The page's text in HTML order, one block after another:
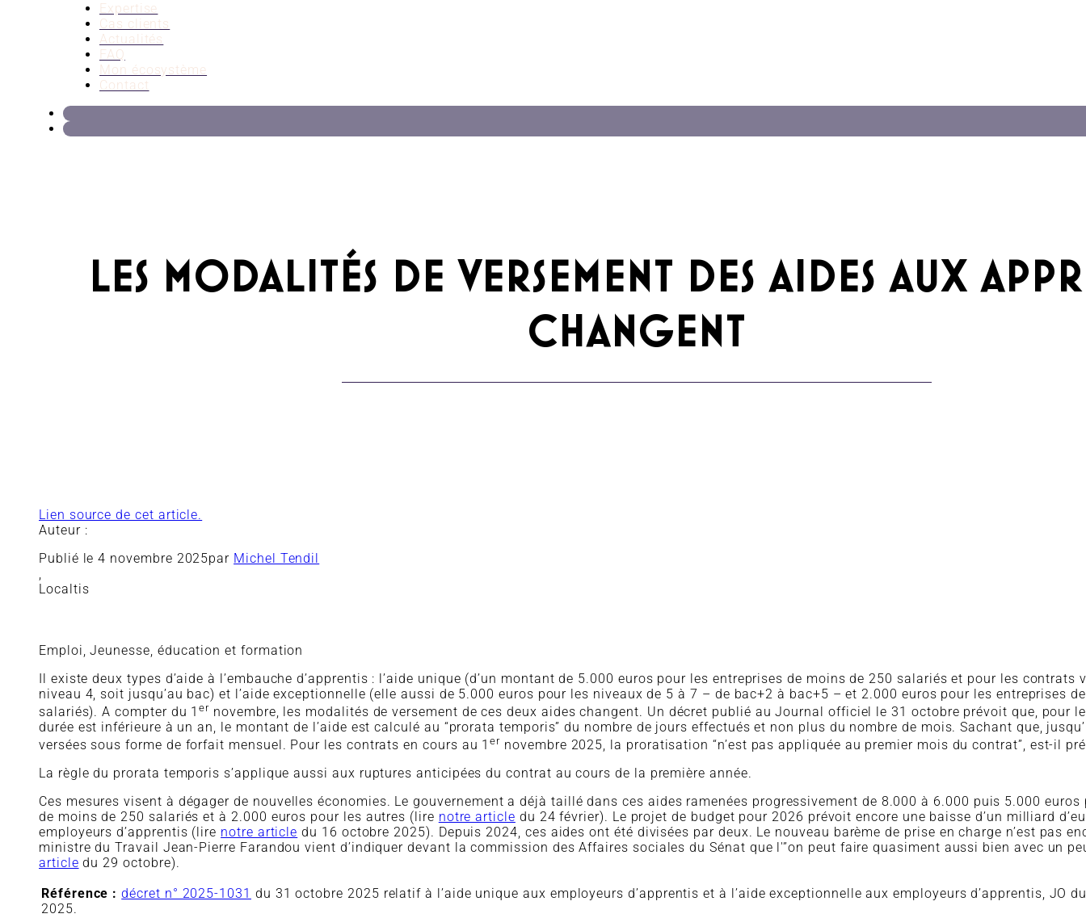
Expertise
Cas clients
Actualités
FAQ
Mon écosystème
Contact
LES MODALITÉS DE VERSEMENT DES AIDES AUX
CHANGENT
Lien source de cet article.
Auteur :
Publié le4 novembre 2025par Michel Tendil
Localtis
Emploi, Jeunesse, éducation et formation
Il existe deux types d’aide à l’embauche d’apprentis : l’aide unique (d’un montant de 5.000 euros pour les entreprises de moins de 250 salariés et pour les contrats
niveau 4, soit jusqu’au bac) et l’aide exceptionnelle (elle aussi de 5.000 euros pour les niveaux de 5 à 7 – de bac+2 à bac+5 –et 2.000 euros pour les entreprises
salariés). A compter du 1er novembre, les modalités de versement de ces deux aides changent. Un décret publié au Journal officiel le 31 octobre prévoit que, pour
durée est inférieure à un an, le montant de l’aide est calculé au “prorata temporis” du nombre de jours effectués et non plus du nombre de mois. Sachant que,
versées sous forme de forfait mensuel. Pour les contrats en cours au 1er novembre 2025, la proratisation “n’est pas appliquée au premier mois du contrat”, est-il
La règle du prorata temporis s’applique aussi aux ruptures anticipées du contrat au cours de la première année.
Ces mesures visent à dégager de nouvelles économies. Le gouvernement a déjà taillé dans ces aides ramenées progressivement de 8.000 à 6.000 puis 5.000
de moins de 250 salariés et à 2.000 euros pour les autres (lire notre article du 24 février). Le projet de budget pour 2026 prévoit encore une baisse d’un milliard
employeurs d’apprentis (lire notre article du 16 octobre 2025). Depuis 2024, ces aides ont été divisées par deux. Le nouveau barème de prise en charge n’est pas
ministre du Travail Jean-Pierre Farandou vient d’indiquer devant la commission des Affaires sociales du Sénat que l'”on peut faire quasiment aussi bien avec un
article du 29 octobre).
Référence : décret n° 2025-1031 du 31 octobre 2025 relatif à l’aide unique aux employeurs d’apprentis et à l’aide exceptionnelle aux employeurs d’apprentis, JO
2025.